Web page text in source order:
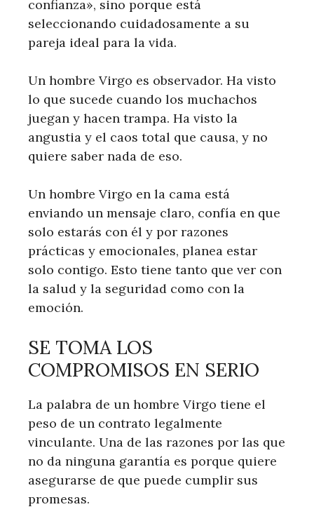
confianza», sino porque está
seleccionando cuidadosamente a su
pareja ideal para la vida.
Un hombre Virgo es observador. Ha visto
lo que sucede cuando los muchachos
juegan y hacen trampa. Ha visto la
angustia y el caos total que causa, y no
quiere saber nada de eso.
Un hombre Virgo en la cama está
enviando un mensaje claro, confía en que
solo estarás con él y por razones
prácticas y emocionales, planea estar
solo contigo. Esto tiene tanto que ver con
la salud y la seguridad como con la
emoción.
SE TOMA LOS
COMPROMISOS EN SERIO
La palabra de un hombre Virgo tiene el
peso de un contrato legalmente
vinculante. Una de las razones por las que
no da ninguna garantía es porque quiere
asegurarse de que puede cumplir sus
promesas.